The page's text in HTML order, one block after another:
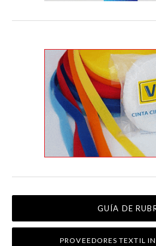
GUÍA DE
PROVEEDORES TEXTIL